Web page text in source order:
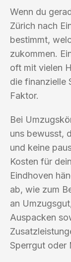
Wenn du
Zürich nach
bestimmt,
zukommen.
oft mit vielen
die finanzielle
Faktor.
Bei
uns bewusst,
und keine
Kosten für
Eindhoven
ab, wie zum
an
Auspacken
Sperrgut oder